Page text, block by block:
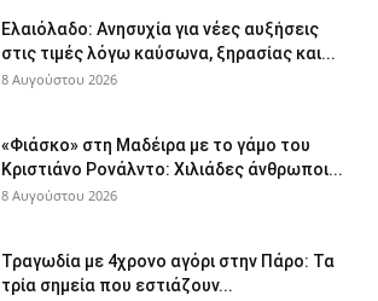
Ελαιόλαδο: Ανησυχία για νέες αυξήσεις
στις τιμές λόγω καύσωνα, ξηρασίας και...
8 Αυγούστου 2026
«Φιάσκο» στη Μαδέιρα με το γάμο του
Κριστιάνο Ρονάλντο: Χιλιάδες άνθρωποι...
8 Αυγούστου 2026
Τραγωδία με 4χρονο αγόρι στην Πάρο: Τα
τρία σημεία που εστιάζουν...